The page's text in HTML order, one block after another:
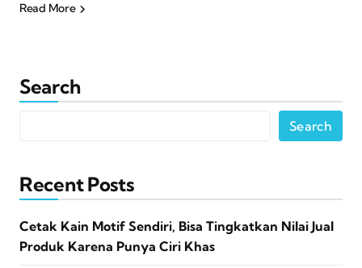
Read More
Search
Search
Recent Posts
Cetak Kain Motif Sendiri, Bisa Tingkatkan Nilai Jual
Produk Karena Punya Ciri Khas